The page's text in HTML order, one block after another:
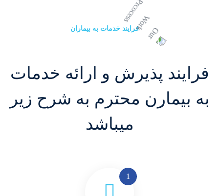
فرایند خدمات به بیماران
فرایند پذیرش و ارائه خدمات
به بیمارن محترم به شرح زیر
میباشد